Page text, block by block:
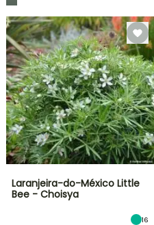
Laranjeira-do-México Little
Bee - Choisya
16